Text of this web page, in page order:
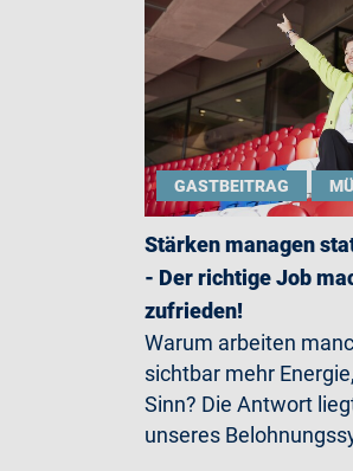
GASTBEITRAG
Stärken managen
- Der richtige Job
zufrieden!
Warum arbeiten
sichtbar mehr
Sinn? Die Antwort
unseres